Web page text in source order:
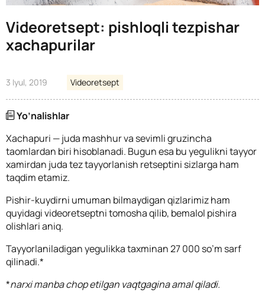
Videoretsept: pishloqli tezpishar
xachapurilar
3 Iyul, 2019 Videoretsept
Yo’nalishlar
Xachapuri — juda mashhur va sevimli gruzincha
taomlardan biri hisoblanadi. Bugun esa bu yegulikni tayyor
xamirdan juda tez tayyorlanish retseptini sizlarga ham
taqdim etamiz.
Pishir-kuydirni umuman bilmaydigan qizlarimiz ham
quyidagi videoretseptni tomosha qilib, bemalol pishira
olishlari aniq.
Tayyorlaniladigan yegulikka taxminan 27 000 so’m sarf
qilinadi.*
*narxi manba chop etilgan vaqtgagina amal qiladi.